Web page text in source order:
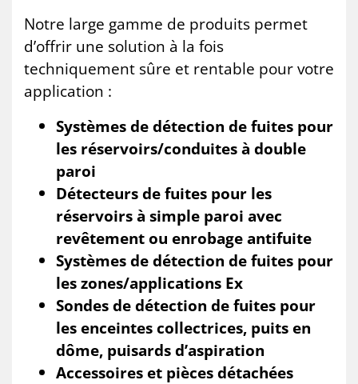
Notre large gamme de produits permet
d’offrir une solution à la fois
techniquement sûre et rentable pour votre
application :
Systèmes de détection de fuites pour
les réservoirs/conduites à double
paroi
Détecteurs de fuites pour les
réservoirs à simple paroi avec
revêtement ou enrobage antifuite
Systèmes de détection de fuites pour
les zones/applications Ex
Sondes de détection de fuites pour
les enceintes collectrices, puits en
dôme, puisards d’aspiration
Accessoires et pièces détachées